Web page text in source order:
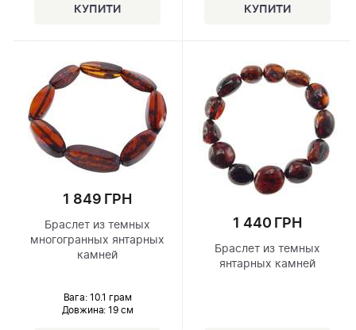
1 849 ГРН
Браслет из темных
многогранных янтарных
камней
Вага: 10.1 грам
Довжина: 19 см
1 440 ГРН
Браслет из темных
янтарных камней